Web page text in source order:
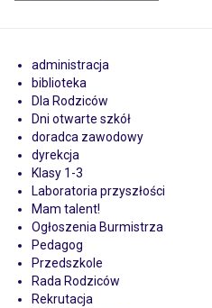
administracja
biblioteka
Dla Rodziców
Dni otwarte szkół
doradca zawodowy
dyrekcja
Klasy 1-3
Laboratoria przyszłości
Mam talent!
Ogłoszenia Burmistrza
Pedagog
Przedszkole
Rada Rodziców
Rekrutacja